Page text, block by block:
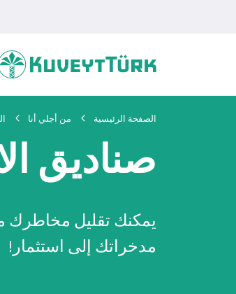
الصفحة الرئيسية من أجلي أنا
صناديق
يمكنك تقليل مخاطرك
مدخراتك إلى استثمار!